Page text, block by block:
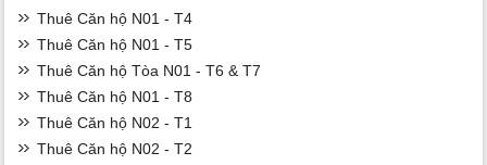
Thuê Căn hộ N01 - T4
Thuê Căn hộ N01 - T5
Thuê Căn hộ Tòa N01 - T6 & T7
Thuê Căn hộ N01 - T8
Thuê Căn hộ N02 - T1
Thuê Căn hộ N02 - T2